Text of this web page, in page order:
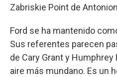
Zabriskie Point de
Ford se ha mantenido
Sus referentes parecen
de Cary Grant y
aire más mundano. Es un